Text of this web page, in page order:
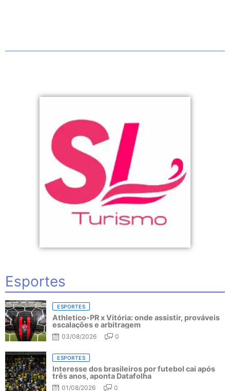
Esportes
ESPORTES
Athletico-PR x Vitória: onde assistir, prováveis
escalações e arbitragem
03/08/2026 0
ESPORTES
Interesse dos brasileiros por futebol cai após
três anos, aponta Datafolha
01/08/2026 0